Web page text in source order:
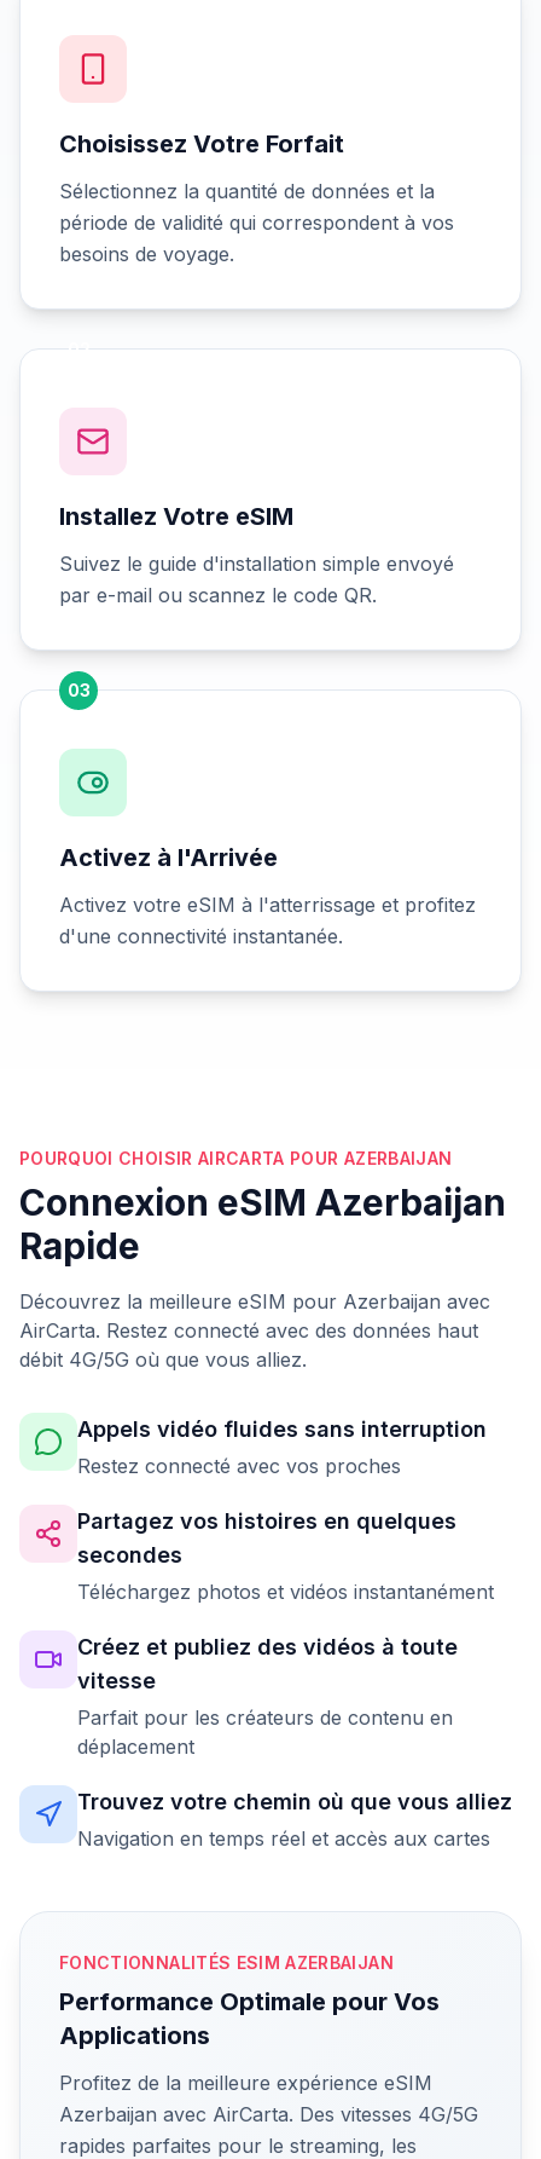
Choisissez Votre Forfait
Sélectionnez la quantité de données et la
période de validité qui correspondent à vos
besoins de voyage.
02
Installez Votre eSIM
Suivez le guide d'installation simple envoyé
par e-mail ou scannez le code QR.
03
Activez à l'Arrivée
Activez votre eSIM à l'atterrissage et profitez
d'une connectivité instantanée.
POURQUOI CHOISIR AIRCARTA POUR AZERBAIJAN
Connexion eSIM Azerbaijan
Rapide
Découvrez la meilleure eSIM pour Azerbaijan avec
AirCarta. Restez connecté avec des données haut
débit 4G/5G où que vous alliez.
Appels vidéo fluides sans interruption
Restez connecté avec vos proches
Partagez vos histoires en quelques
secondes
Téléchargez photos et vidéos instantanément
Créez et publiez des vidéos à toute
vitesse
Parfait pour les créateurs de contenu en
déplacement
Trouvez votre chemin où que vous alliez
Navigation en temps réel et accès aux cartes
FONCTIONNALITÉS ESIM AZERBAIJAN
Performance Optimale pour Vos
Applications
Profitez de la meilleure expérience eSIM
Azerbaijan avec AirCarta. Des vitesses 4G/5G
rapides parfaites pour le streaming, les